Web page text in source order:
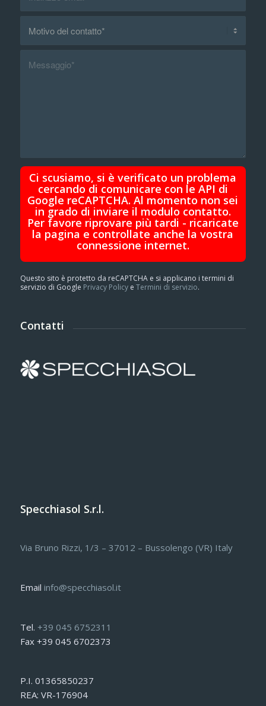
Ci scusiamo, si è verificato un problema
cercando di comunicare con le API di
Google reCAPTCHA. Al momento non sei
in grado di inviare il modulo contatto.
Per favore riprovare più tardi - ricaricate
la pagina e controllate anche la vostra
connessione internet.
Questo sito è protetto da reCAPTCHA e si applicano i termini di
servizio di Google Privacy Policye Termini di servizio.
Contatti
Specchiasol S.r.l.
Via Bruno Rizzi, 1/3 – 37012 – Bussolengo (VR) Italy
Email info@specchiasol.it
Tel. +39 045 6752311
Fax +39 045 6702373
P.I. 01365850237
REA: VR-176904